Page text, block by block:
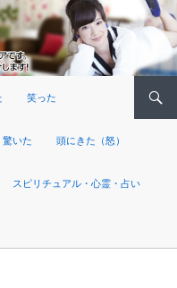
笑った
驚いた 頭にきた（怒）
スピリチュアル・心霊・占い